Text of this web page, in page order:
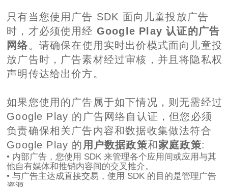
只有当您使用广告 SDK 面向儿童投放广告
时，才必须使用经 Google Play 认证的广告
网络。请确保在使用实时出价模式面向儿童投
放广告时，广告素材经过审核，并且将隐私权
声明传达给出价方。
如果您使用的广告属于如下情况，则无需经过
Google Play 的广告网络自认证，但您必须
负责确保相关广告内容和数据收集做法符合
Google Play 的 用户数据政策和家庭政策:
• 内部广告，您使用 SDK 来管理各个应用间或应用与其
他自有媒体和推销内容间的交叉推介。
• 与广告主达成直接交易，使用 SDK 的目的是管理广告